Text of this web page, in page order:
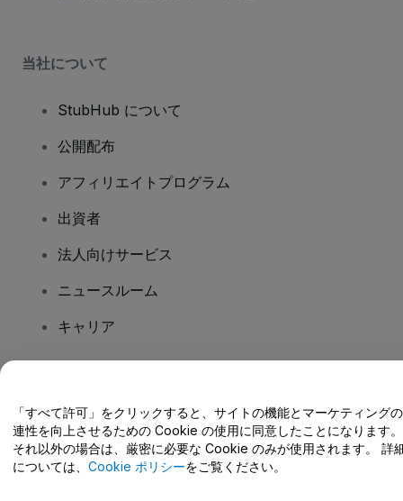
当社について
StubHub について
公開配布
アフィリエイトプログラム
出資者
法人向けサービス
ニュースルーム
キャリア
ヘルプセンター / こちらまでご連絡下さい
「すべて許可」をクリックすると、サイトの機能とマーケティング
連性を向上させるための Cookie の使用に同意したことになります。
それ以外の場合は、厳密に必要な Cookie のみが使用されます。 詳
については、 Cookie ポリシーをご覧ください。